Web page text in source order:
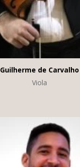
Guilherme de Carvalho
Viola